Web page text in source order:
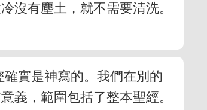
沒有塵土，就不需要清洗。
實是神寫的。我們在別的
義，範圍包括了整本聖經。